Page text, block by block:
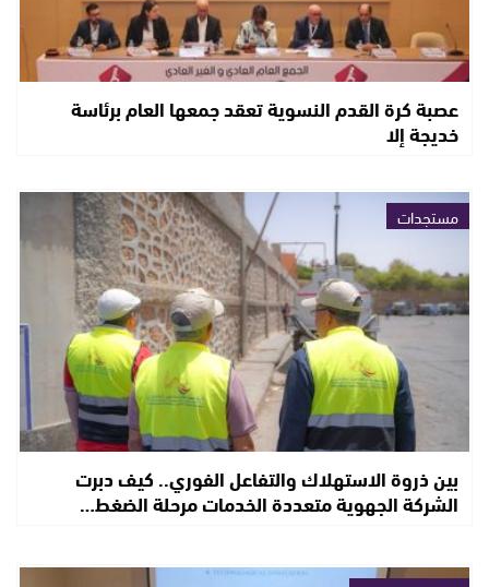
عصبة كرة القدم النسوية تعقد جمعها العام برئاسة
خديجة إلا
مستجدات
بين ذروة الاستهلاك والتفاعل الفوري.. كيف دبرت
الشركة الجهوية متعددة الخدمات مرحلة الضغط…